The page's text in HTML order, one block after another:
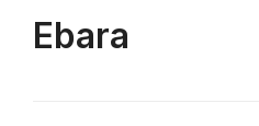
Ebara